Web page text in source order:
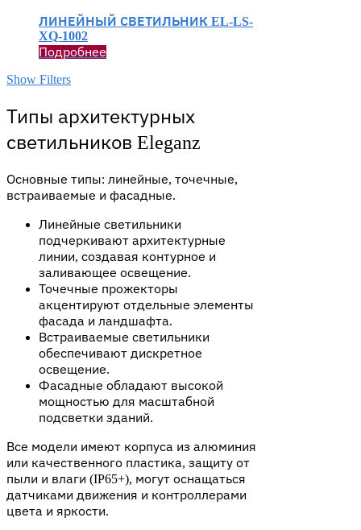
ЛИНЕЙНЫЙ СВЕТИЛЬНИК EL-LS-
XQ-1002
Подробнее
Show Filters
Типы архитектурных
светильников Eleganz
Основные типы: линейные, точечные,
встраиваемые и фасадные.
Линейные светильники
подчеркивают архитектурные
линии, создавая контурное и
заливающее освещение.
Точечные прожекторы
акцентируют отдельные элементы
фасада и ландшафта.
Встраиваемые светильники
обеспечивают дискретное
освещение.
Фасадные обладают высокой
мощностью для масштабной
подсветки зданий.
Все модели имеют корпуса из алюминия
или качественного пластика, защиту от
пыли и влаги (IP65+), могут оснащаться
датчиками движения и контроллерами
цвета и яркости.​